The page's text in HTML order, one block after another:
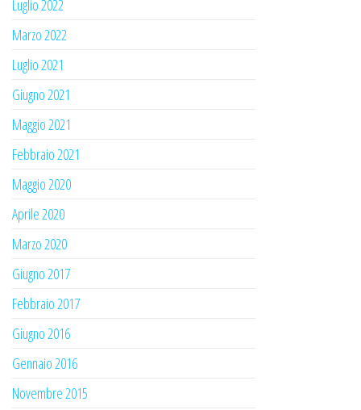
Luglio 2022
Marzo 2022
Luglio 2021
Giugno 2021
Maggio 2021
Febbraio 2021
Maggio 2020
Aprile 2020
Marzo 2020
Giugno 2017
Febbraio 2017
Giugno 2016
Gennaio 2016
Novembre 2015